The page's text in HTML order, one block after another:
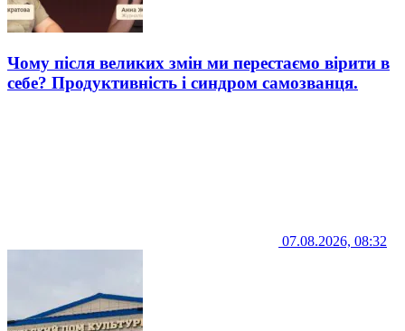
Чому після великих змін ми перестаємо вірити в
себе? Продуктивність і синдром самозванця.
07.08.2026, 08:32